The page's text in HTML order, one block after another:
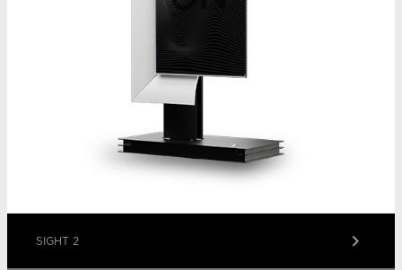
SIGHT 2 keyboard_arrow_right